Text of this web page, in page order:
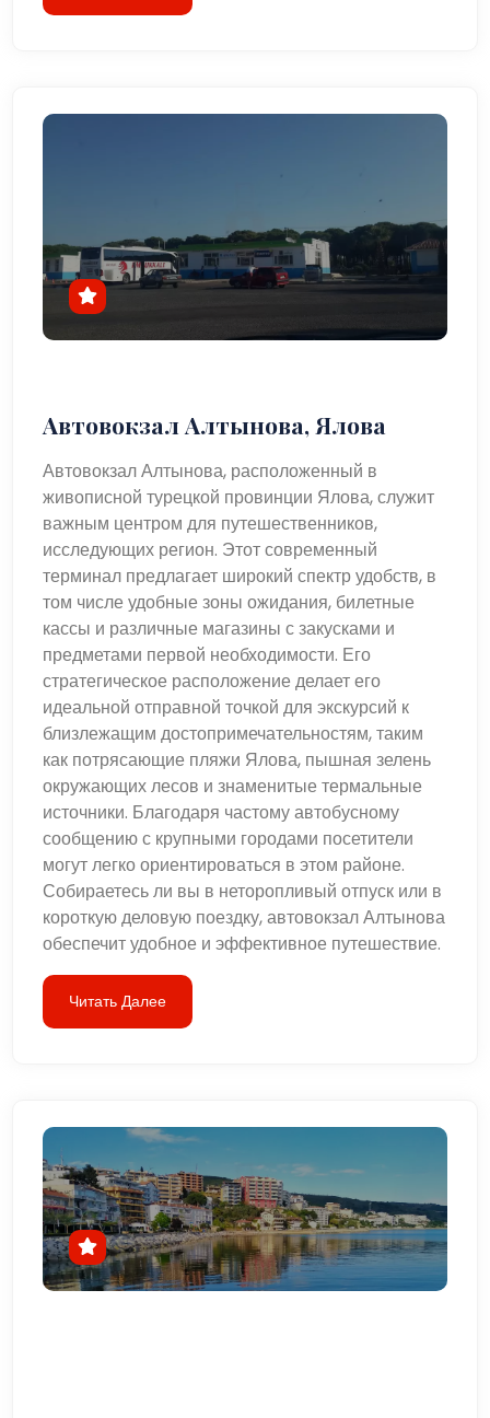
Автовокзал Алтынова, Ялова
Автовокзал Алтынова, расположенный в
живописной турецкой провинции Ялова, служит
важным центром для путешественников,
исследующих регион. Этот современный
терминал предлагает широкий спектр удобств, в
том числе удобные зоны ожидания, билетные
кассы и различные магазины с закусками и
предметами первой необходимости. Его
стратегическое расположение делает его
идеальной отправной точкой для экскурсий к
близлежащим достопримечательностям, таким
как потрясающие пляжи Ялова, пышная зелень
окружающих лесов и знаменитые термальные
источники. Благодаря частому автобусному
сообщению с крупными городами посетители
могут легко ориентироваться в этом районе.
Собираетесь ли вы в неторопливый отпуск или в
короткую деловую поездку, автовокзал Алтынова
обеспечит удобное и эффективное путешествие.
Читать Далее